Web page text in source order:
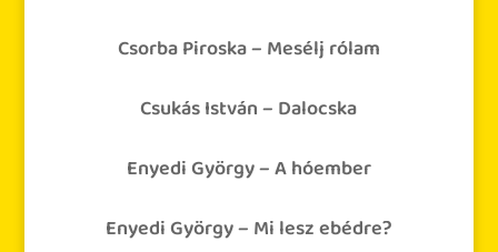
Csorba Piroska – Mesélj rólam
Csukás István – Dalocska
Enyedi György – A hóember
Enyedi György – Mi lesz ebédre?